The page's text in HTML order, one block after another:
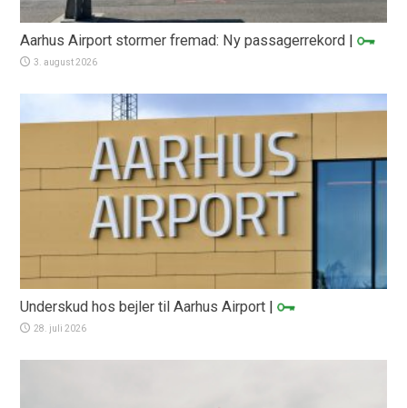
Aarhus Airport stormer fremad: Ny passagerrekord |
3. august 2026
Underskud hos bejler til Aarhus Airport |
28. juli 2026